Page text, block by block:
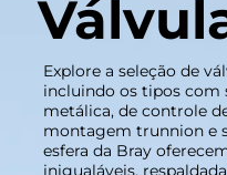
Explore a seleção de
incluindo os tipos com
metálica, de controle
montagem trunnion e
esfera da Bray
inigualáveis,